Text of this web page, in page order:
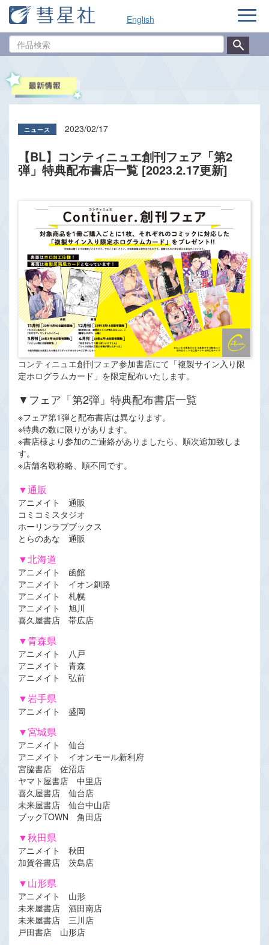
English
品
ナ
ゲ
2023/02/17
【BL】コンティニュエ創刊フェア「第2
弾」特典配布書店一覧 [2023.2.17更新]
コンティニュエ創刊フェア参加書店にて「複製サイン入り限
定ホログラムカード」を限定配布いたします。
▼フェア「第2弾」特典配布書店一覧
※フェア第1弾と配布書店は異なります。
※特典の数に限りがあります。
※書店様より参加のご連絡がありましたら、順次追加致しま
す。
※店舗名敬称略、順不同です。
▼通販
アニメイト 通販
コミコミスタジオ
ホーリンラブブックス
とらのあな 通販
▼北海道
アニメイト 函館
アニメイト イオン釧路
アニメイト 札幌
アニメイト 旭川
喜久屋書店 帯広店
▼青森県
アニメイト 八戸
アニメイト 青森
アニメイト 弘前
▼岩手県
アニメイト 盛岡
▼宮城県
アニメイト 仙台
アニメイト イオンモール新利府
宮脇書店 佐沼店
ヤマト屋書店 中里店
喜久屋書店 仙台店
未来屋書店 仙台中山店
ブックTOWN 角田店
▼秋田県
アニメイト 秋田
加賀谷書店 茨島店
▼山形県
アニメイト 山形
未来屋書店 酒田南店
未来屋書店 三川店
戸田書店 山形店